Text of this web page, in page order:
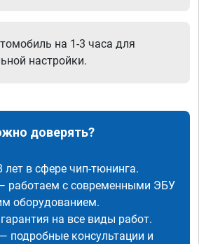
на 1-3 часа для
настройки.
доверять?
в сфере чип-тюнинга.
работаем с современными ЭБУ
оборудованием.
на все виды работ.
подробные консультации и